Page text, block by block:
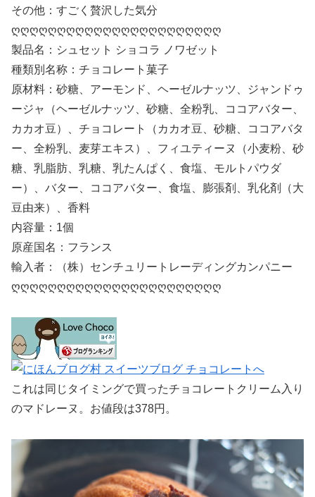
その他：すごく贅沢した気分
ღღღღღღღღღღღღღღღღღღღღღღღ
製品名：シュセット ショコラ ノワゼット
種類別名称：チョコレート菓子
原材料：砂糖、アーモンド、ヘーゼルナッツ、ジャンドゥ
ージャ（ヘーゼルナッツ、砂糖、全粉乳、ココアバター、
カカオ豆）、チョコレート（カカオ豆、砂糖、ココアバタ
ー、全粉乳、麦芽エキス）、フィユティーヌ（小麦粉、砂
糖、乳脂肪、乳糖、乳たんぱく、食塩、モルトパウダ
ー）、バター、ココアバター、食塩、膨張剤、乳化剤（大
豆由来）、香料
内容量：1個
原産国名：フランス
輸入者：（株）センチュリートレーディングカンパニー
ღღღღღღღღღღღღღღღღღღღღღღღ
これは同じタイミングで買ったチョコレートクリーム入り
のマドレーヌ。お値段は378円。